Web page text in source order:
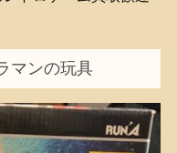
マンの玩具